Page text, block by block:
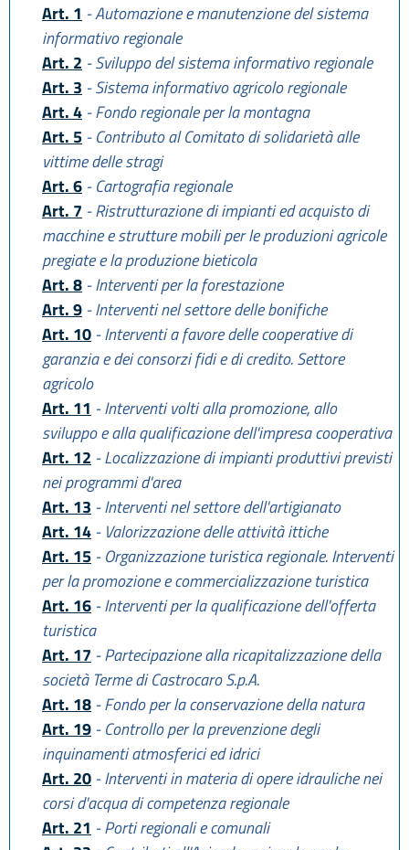
Art. 1 - Automazione e manutenzione del sistema
informativo regionale
Art. 2 - Sviluppo del sistema informativo regionale
Art. 3 - Sistema informativo agricolo regionale
Art. 4 - Fondo regionale per la montagna
Art. 5 - Contributo al Comitato di solidarietà alle
vittime delle stragi
Art. 6 - Cartografia regionale
Art. 7 - Ristrutturazione di impianti ed acquisto di
macchine e strutture mobili per le produzioni agricole
pregiate e la produzione bieticola
Art. 8 - Interventi per la forestazione
Art. 9 - Interventi nel settore delle bonifiche
Art. 10 - Interventi a favore delle cooperative di
garanzia e dei consorzi fidi e di credito. Settore
agricolo
Art. 11 - Interventi volti alla promozione, allo
sviluppo e alla qualificazione dell'impresa cooperativa
Art. 12 - Localizzazione di impianti produttivi previsti
nei programmi d'area
Art. 13 - Interventi nel settore dell'artigianato
Art. 14 - Valorizzazione delle attività ittiche
Art. 15 - Organizzazione turistica regionale. Interventi
per la promozione e commercializzazione turistica
Art. 16 - Interventi per la qualificazione dell'offerta
turistica
Art. 17 - Partecipazione alla ricapitalizzazione della
società Terme di Castrocaro S.p.A.
Art. 18 - Fondo per la conservazione della natura
Art. 19 - Controllo per la prevenzione degli
inquinamenti atmosferici ed idrici
Art. 20 - Interventi in materia di opere idrauliche nei
corsi d'acqua di competenza regionale
Art. 21 - Porti regionali e comunali